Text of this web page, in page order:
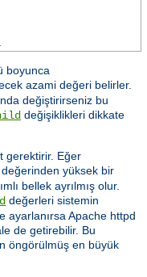
boyunca
azami değeri belirler.
değiştirirseniz bu
değişiklikleri dikkate
gerektirir. Eğer
değerinden yüksek bir
bellek ayrılmış olur.
değerleri sistemin
ayarlanırsa Apache httpd
de getirebilir. Bu
öngörülmüş en büyük